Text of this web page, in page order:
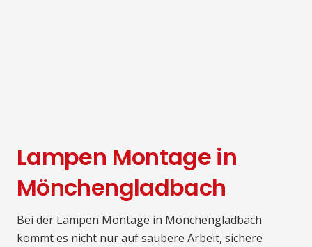
Lampen Montage in
Mönchengladbach
Bei der Lampen Montage in Mönchengladbach
kommt es nicht nur auf saubere Arbeit, sichere